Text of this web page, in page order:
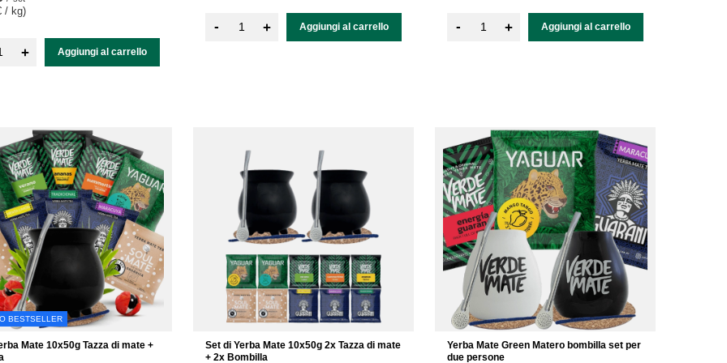
/ kg)
+ Aggiungi al carrello
- + Aggiungi al carrello - + Aggiungi al carrello
BESTSELLER
Mate 10x50g Tazza di mate +
Set di Yerba Mate 10x50g 2x Tazza di mate
+ 2x Bombilla
Yerba Mate Green Matero bombilla set per
due persone